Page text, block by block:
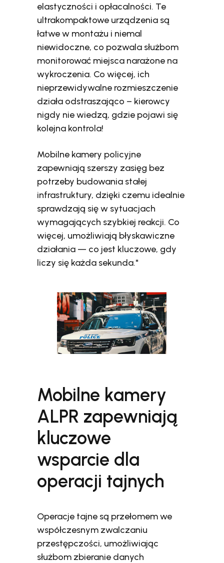
elastyczności i opłacalności. Te
ultrakompaktowe urządzenia są
łatwe w montażu i niemal
niewidoczne, co pozwala służbom
monitorować miejsca narażone na
wykroczenia. Co więcej, ich
nieprzewidywalne rozmieszczenie
działa odstraszająco – kierowcy
nigdy nie wiedzą, gdzie pojawi się
kolejna kontrola!
Mobilne kamery policyjne
zapewniają szerszy zasięg bez
potrzeby budowania stałej
infrastruktury, dzięki czemu idealnie
sprawdzają się w sytuacjach
wymagających szybkiej reakcji. Co
więcej, umożliwiają błyskawiczne
działania — co jest kluczowe, gdy
liczy się każda sekunda."
Mobilne kamery
ALPR zapewniają
kluczowe
wsparcie dla
operacji tajnych
Operacje tajne są przełomem we
współczesnym zwalczaniu
przestępczości, umożliwiając
służbom zbieranie danych